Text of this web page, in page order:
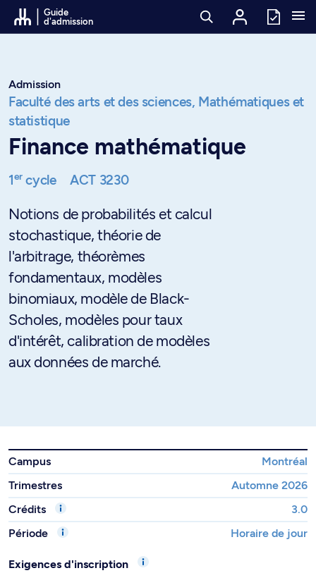
Passer au contenu
Guide
d'admission
Admission
Faculté des arts et des sciences, Mathématiques et
statistique
Finance mathématique
1ercycle ACT 3230
Notions de probabilités et calcul
stochastique, théorie de
l'arbitrage, théorèmes
fondamentaux, modèles
binomiaux, modèle de Black-
Scholes, modèles pour taux
d'intérêt, calibration de modèles
aux données de marché.
Campus
Montréal
Trimestres
Automne 2026
Crédits
3.0
Période
Horaire de jour
Exigences d'inscription